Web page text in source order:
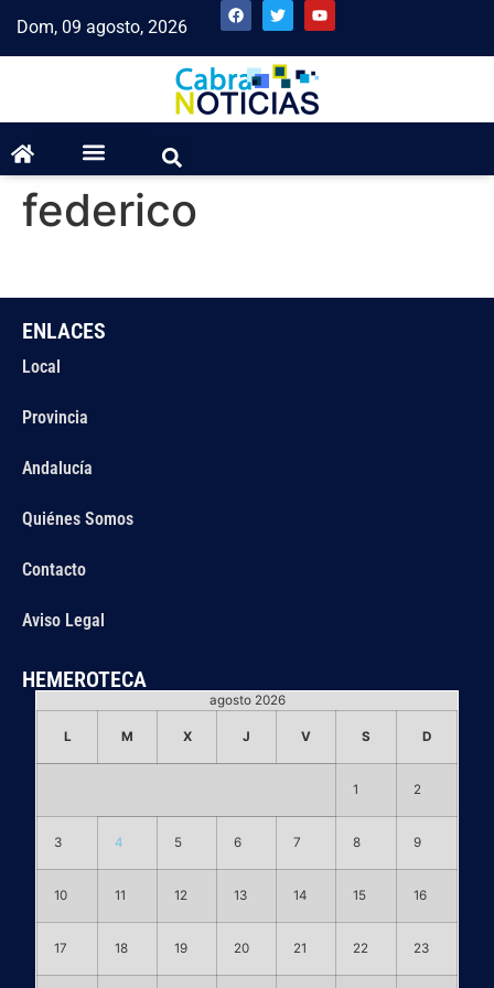
Dom, 09 agosto, 2026
federico
ENLACES
Local
Provincia
Andalucía
Quiénes Somos
Contacto
Aviso Legal
HEMEROTECA
agosto 2026
L M X J V S D
1 2
3 4 5 6 7 8 9
10 11 12 13 14 15 16
17 18 19 20 21 22 23